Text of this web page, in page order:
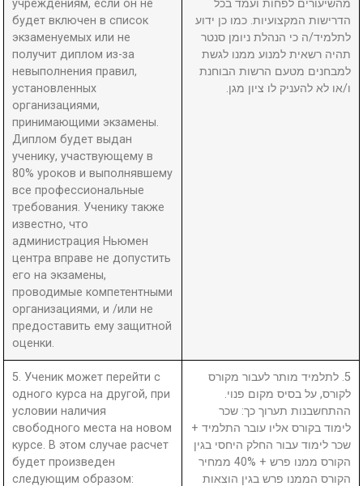
учреждениям, если он не
будет включен в список
экзаменуемых или не
получит диплом из-за
невыполнения правил,
установленных
организациями,
принимающими экзамены.
Диплом будет выдан
ученику, участвующему в
80% уроков и выполнявшему
все профессиональные
требования. Ученику также
известно, что
администрация Ньюмен
центра вправе не допустить
его на экзамены,
проводимые компетентными
организациями, и /или не
предоставить ему защитной
оценки.
מהשיעורים לפחות ועמד בכל
הדרישות המקצועיות. כמו כן ידוע
לתלמיד/ה כי הנהלת ניומן סנטר
תהיה רשאית למנוע ממנו לגשת
למבחנים מטעם הרשות הבוחנת
ו/או לא להעניק לו ציון מגן.
5. Ученик может перейти с
одного курса на другой, при
условии наличия
свободного места на новом
курсе. В этом случае расчет
будет произведен
следующим образом:
5. לתלמיד מותר לעבור מקורס
לקורס, על בסיס מקום פנוי.
ההתחשבנות תערוך כך: שכר
לימוד בקורס אליו עובר התלמיד +
שכר לימוד עבור החלק היחסי בגין
הקורס ממנו פרש + 40% ממחיר
הקורס הממנו פרש בגין הוצאות